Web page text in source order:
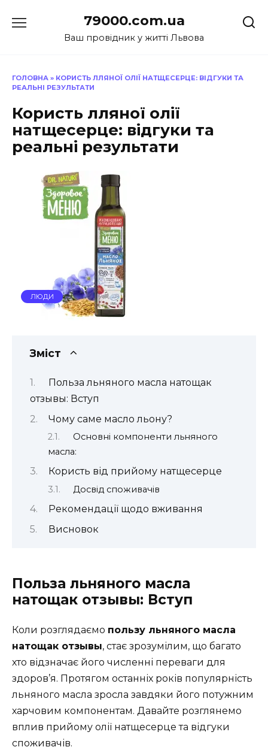
до
79000.com.ua
Ваш провідник у житті Львова
ГОЛОВНА » КОРИСТЬ ЛЛЯНОЇ ОЛІЇ НАТЩЕСЕРЦЕ: ВІДГУКИ ТА
РЕАЛЬНІ РЕЗУЛЬТАТИ
Користь лляної олії
натщесерце: відгуки та
реальні результати
ЛЮДИ
Зміст
Польза льняного масла натощак
отзывы: Вступ
Чому саме масло льону?
Основні компоненти льняного
масла:
Користь від прийому натщесерце
Досвід споживачів
Рекомендації щодо вживання
Висновок
Польза льняного масла
натощак отзывы: Вступ
Коли розглядаємо пользу льняного масла
натощак отзывы, стає зрозумілим, що багато
хто відзначає його численні переваги для
здоров’я. Протягом останніх років популярність
льняного масла зросла завдяки його потужним
харчовим компонентам. Давайте розглянемо
вплив прийому олії натщесерце та відгуки
споживачів.